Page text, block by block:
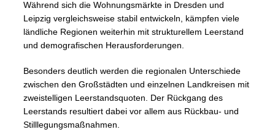
Während sich die Wohnungsmärkte in Dresden und
Leipzig vergleichsweise stabil entwickeln, kämpfen viele
ländliche Regionen weiterhin mit strukturellem Leerstand
und demografischen Herausforderungen.
Besonders deutlich werden die regionalen Unterschiede
zwischen den Großstädten und einzelnen Landkreisen mit
zweistelligen Leerstandsquoten. Der Rückgang des
Leerstands resultiert dabei vor allem aus Rückbau- und
Stilllegungsmaßnahmen.